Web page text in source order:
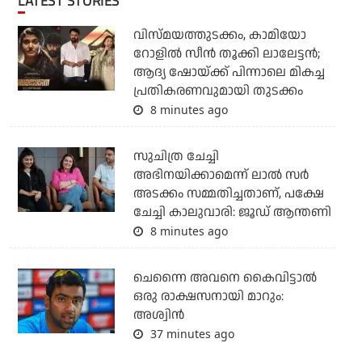
വിസ്മയത്തുടക്കം, കാമിയോ
റോളില്‍ സീന്‍ തൂക്കി ലാലേട്ടന്‍;
ആദ്യ ഷോയ്ക്ക് പിന്നാലെ മികച്ച
പ്രതികരണവുമായി തുടക്കം
8 minutes ago
സുചിത്ര ചേച്ചി
അഭിനയിക്കാമെന്ന് ലാല്‍ സര്‍
അടക്കം സമ്മതിച്ചതാണ്, പക്ഷേ
ചേച്ചി കാലുവാരി: ജൂഡ് ആന്തണി
8 minutes ago
ചെന്നൈ അവനെ കൈവിട്ടാല്‍
ഒരു രാക്ഷസനായി മാറും:
അശ്വിന്‍
37 minutes ago